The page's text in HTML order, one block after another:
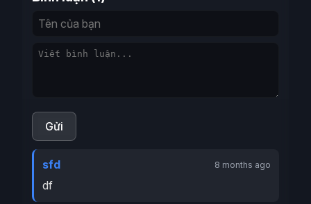
Gửi
sfd 8 months ago
df